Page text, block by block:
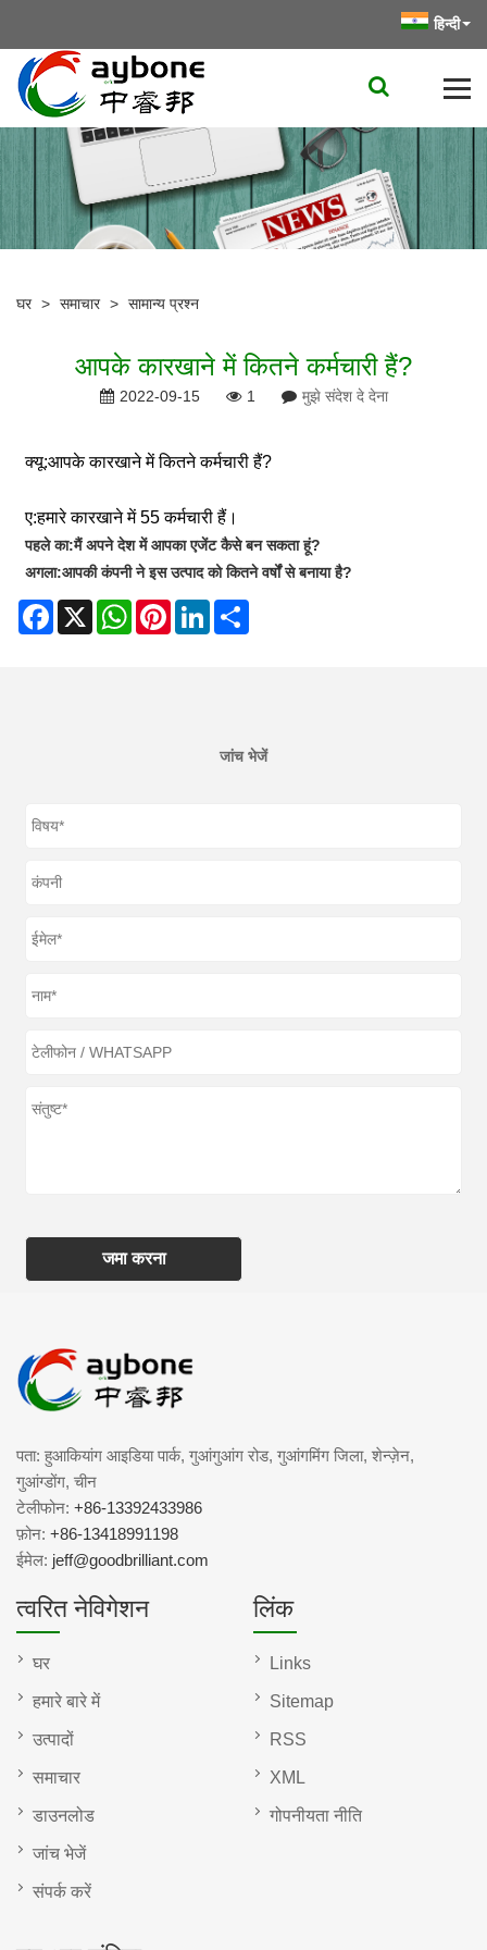
हिन्दी
घर > समाचार > सामान्य प्रश्न
आपके कारखाने में कितने कर्मचारी हैं?
2022-09-15 1 मुझे संदेश दे देना
क्यू:आपके कारखाने में कितने कर्मचारी हैं?
ए:हमारे कारखाने में 55 कर्मचारी हैं।
पहले का:मैं अपने देश में आपका एजेंट कैसे बन सकता हूं?
अगला:आपकी कंपनी ने इस उत्पाद को कितने वर्षों से बनाया है?
Facebook
X WhatsAppPinterestLinkedIn
जांच भेजें
जमा करना
पता: हुआकियांग आइडिया पार्क, गुआंगुआंग रोड, गुआंगमिंग जिला, शेन्ज़ेन,
गुआंग्डोंग, चीन
टेलीफोन: +86-13392433986
फ़ोन: +86-13418991198
ईमेल: jeff@goodbrilliant.com
त्वरित नेविगेशन
घर
हमारे बारे में
उत्पादों
समाचार
डाउनलोड
जांच भेजें
संपर्क करें
लिंक
Links
Sitemap
RSS
XML
गोपनीयता नीति